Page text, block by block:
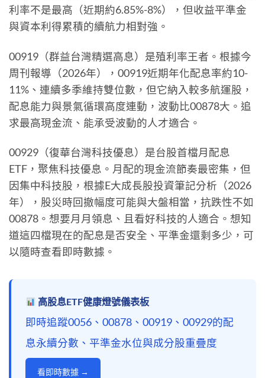
利率不是最高（近期約6.85%-8%），但收益平準金
與資本利得累積的續航力相對強。
00919（群益台灣精選高息）是殖利率王者。根據今
周刊報導（2026年），00919近期年化配息率約10-
11%、連續多季維持雙位數，但它納入較多航運股，
配息能力與景氣循環高度連動，波動比00878大。追
求最高現金流、能承受波動的人才適合。
00929（復華台灣科技優息）是台股首檔月配息
ETF，聚焦科技優息。月配的現金流節奏最密集，但
因集中科技股，根據E大成長股投資筆記分析（2026
年），股災時回撤幅度可能與大盤相當，抗跌性不如
00878。想要月月領息、且看好科技的人適合。想知
道這四檔現在的配息是否安全、平準金還剩多少，可
以隨時查看即時數據。
高股息ETF健康燈號儀表板
即時追蹤0056、00878、00919、00929的配
息永續分數、平準金水位與成分股重疊度
看即時數據 →